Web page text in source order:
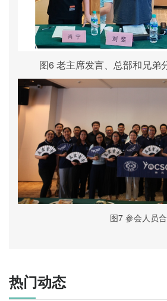
图6 老主席发言、总部和兄弟
图7 参会人员
热门动态